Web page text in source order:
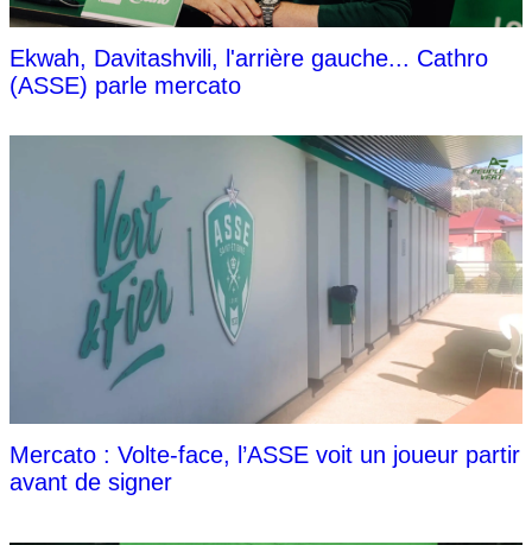
Ekwah, Davitashvili, l'arrière gauche... Cathro
(ASSE) parle mercato
Mercato : Volte-face, l’ASSE voit un joueur partir
avant de signer